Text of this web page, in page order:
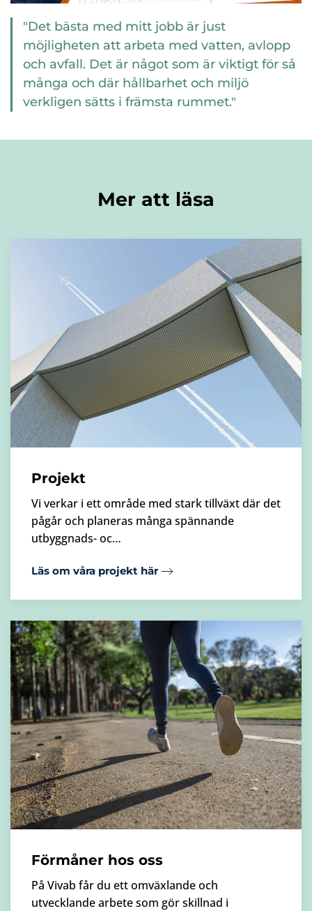
"Det bästa med mitt jobb är just
möjligheten att arbeta med vatten, avlopp
och avfall. Det är något som är viktigt för så
många och där hållbarhet och miljö
verkligen sätts i främsta rummet."
Mer att läsa
Projekt
Vi verkar i ett område med stark tillväxt där det
pågår och planeras många spännande
utbyggnads- oc…
Läs om våra projekt här
Förmåner hos oss
På Vivab får du ett omväxlande och
utvecklande arbete som gör skillnad i